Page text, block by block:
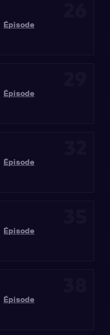
Épisode
Épisode
Épisode
Épisode
Épisode